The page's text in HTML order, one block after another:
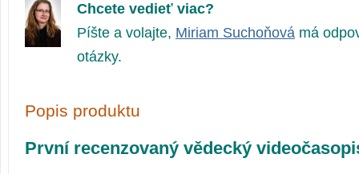
Chcete vedieť viac?
Píšte a volajte, Miriam Suchoňová má
otázky.
Popis produktu
První recenzovaný vědecký